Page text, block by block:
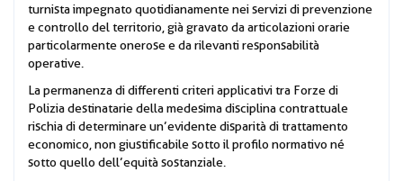
turnista impegnato quotidianamente nei servizi di prevenzione
e controllo del territorio, già gravato da articolazioni orarie
particolarmente onerose e da rilevanti responsabilità
operative.
La permanenza di differenti criteri applicativi tra Forze di
Polizia destinatarie della medesima disciplina contrattuale
rischia di determinare un’evidente disparità di trattamento
economico, non giustificabile sotto il profilo normativo né
sotto quello dell’equità sostanziale.